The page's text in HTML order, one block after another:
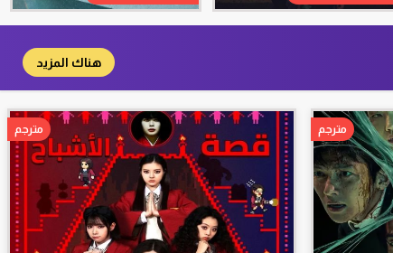
هناك المزيد
مترجم مترجم